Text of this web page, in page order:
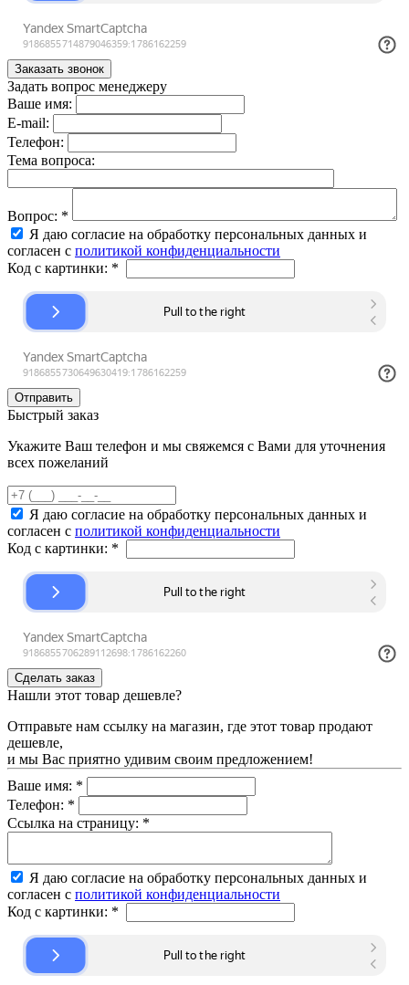
Задать вопрос менеджеру
Ваше имя:
E-mail:
Телефон:
Тема вопроса:
Вопрос: *
Я даю согласие на обработку персональных данных и
согласен с политикой конфиденциальности
Код с картинки: *
Быстрый заказ
Укажите Ваш телефон и мы свяжемся с Вами для уточнения
всех пожеланий
Я даю согласие на обработку персональных данных и
согласен с политикой конфиденциальности
Код с картинки: *
Нашли этот товар дешевле?
Отправьте нам ссылку на магазин, где этот товар продают
дешевле,
и мы Вас приятно удивим своим предложением!
Ваше имя: *
Телефон: *
Ссылка на страницу: *
Я даю согласие на обработку персональных данных и
согласен с политикой конфиденциальности
Код с картинки: *